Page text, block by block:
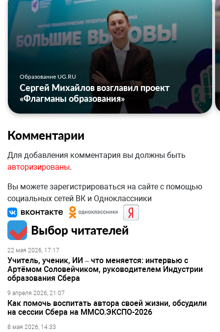
Образование UG.RU
Сергей Михайлов возглавил проект
«Флагманы образования»
Комментарии
Для добавления комментария вы должны быть
авторизированы.
Вы можете зарегистрироваться на сайте с помощью
социальных сетей ВК и Одноклассники
Выбор читателей
22 мая 2026, 17:17
Учитель, ученик, ИИ – что меняется: интервью с
Артёмом Соловейчиком, руководителем Индустрии
образования Сбера
9 апреля 2026, 21:07
Как помочь воспитать автора своей жизни, обсудили
на сессии Сбера на ММСО.ЭКСПО-2026
8 мая 2026, 14:33